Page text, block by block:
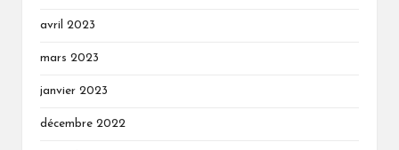
avril 2023
mars 2023
janvier 2023
décembre 2022